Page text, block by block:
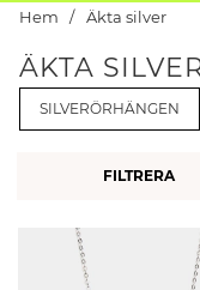
Hem Äkta silver
ÄKTA
SILVERÖRHÄNGEN
FILTRERA